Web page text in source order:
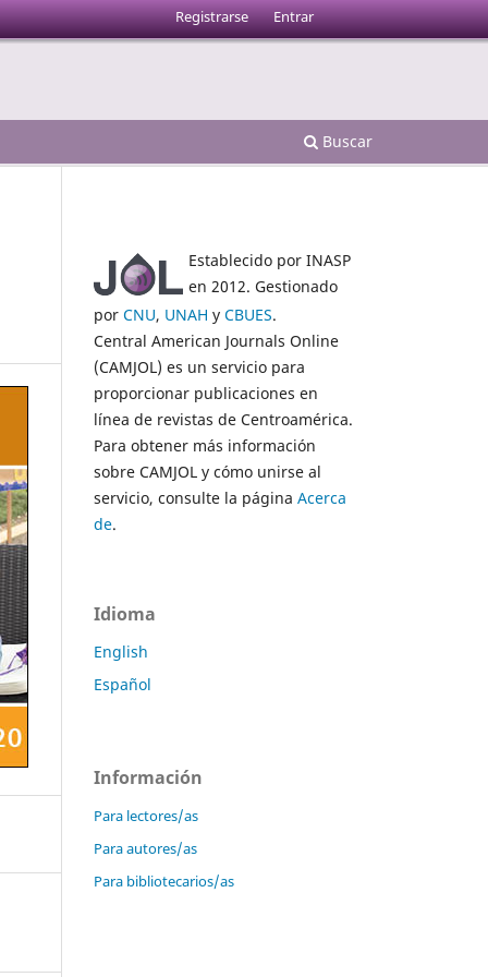
Buscar
Registrarse Entrar
Establecido por INASP
en 2012. Gestionado
por CNU, UNAH y CBUES.
Central American Journals Online
(CAMJOL) es un servicio para
proporcionar publicaciones en
línea de revistas de Centroamérica.
Para obtener más información
sobre CAMJOL y cómo unirse al
servicio, consulte la página Acerca
de.
Idioma
English
Español
Información
Para lectores/as
Para autores/as
Para bibliotecarios/as